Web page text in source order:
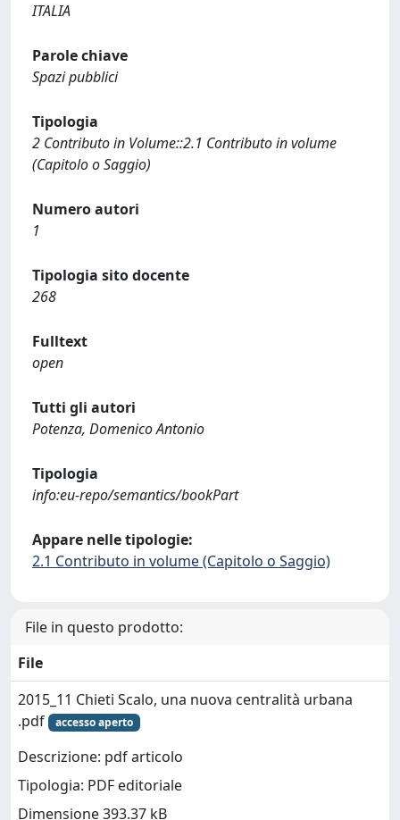
ITALIA
Parole chiave
Spazi pubblici
Tipologia
2 Contributo in Volume::2.1 Contributo in volume
(Capitolo o Saggio)
Numero autori
1
Tipologia sito docente
268
Fulltext
open
Tutti gli autori
Potenza, Domenico Antonio
Tipologia
info:eu-repo/semantics/bookPart
Appare nelle tipologie:
2.1 Contributo in volume (Capitolo o Saggio)
File in questo prodotto:
File
2015_11 Chieti Scalo, una nuova centralità urbana
.pdf
accesso aperto
Descrizione: pdf articolo
Tipologia: PDF editoriale
Dimensione 393.37 kB